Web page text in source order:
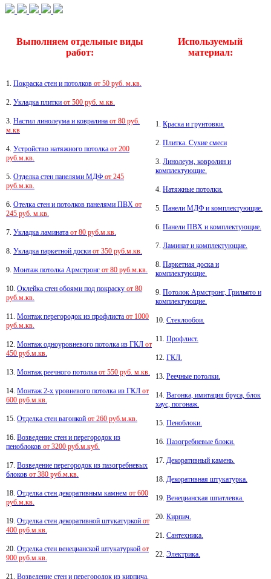
Выполняем отдельные виды
работ:
Используемый
материал:
1. Покраска стен и потолков от 50 руб. м.кв.
2. Укладка плитки от 500 руб. м.кв.
3. Настил линолеума и ковралина от 80 руб.
м.кв
4. Устройство натяжного потолка от 200
руб.м.кв.
5. Отделка стен панелями МДФ от 245
руб.м.кв.
6. Отелка стен и потолков панелями ПВХ от
245 руб. м.кв.
7. Укладка ламината от 80 руб.м.кв.
8. Укладка паркетной доски от 350 руб.м.кв.
9. Монтаж потолка Армстронг от 80 руб.м.кв.
10. Оклейка стен обоями под покраску от 80
руб.м.кв.
11. Монтаж перегородок из профлиста от 1000
руб.м.кв.
12. Монтаж одноуровневого потолка из ГКЛ от
450 руб.м.кв.
13. Монтаж реечного потолка от 550 руб. м.кв.
14. Монтаж 2-х уровневого потолка из ГКЛ от
600 руб.м.кв.
15. Отделка стен вагонкой от 260 руб.м.кв.
16. Возведение стен и перегородок из
пеноблоков от 3200 руб.м.куб.
17. Возведение перегородок из пазогребневых
блоков от 380 руб.м.кв.
18. Отделка стен декоративным камнем от 600
руб.м.кв.
19. Отделка стен декоративной штукатуркой от
400 руб.м.кв.
20. Отделка стен венецианской штукатуркой от
900 руб.м.кв.
21. Возведение стен и перегородок из кирпича.
1. Краска и грунтовки.
2. Плитка. Сухие смеси
3. Линолеум, ковролин и
комплектующие.
4. Натяжные потолки.
5. Панели МДФ и комплектующие.
6. Панели ПВХ и комплектующие.
7. Ламинат и комплектующие.
8. Паркетная доска и
комплектующие.
9. Потолок Армстронг, Грильято и
комплектующие.
10. Стеклообои.
11. Профлист.
12. ГКЛ.
13. Реечные потолки.
14. Вагонка, имитация бруса, блок
хаус, погонаж.
15. Пеноблоки.
16. Пазогребневые блоки.
17. Декоративный камень.
18. Декоративная штукатурка.
19. Венецианская шпатлевка.
20. Кирпич.
21. Сантехника.
22. Электрика.